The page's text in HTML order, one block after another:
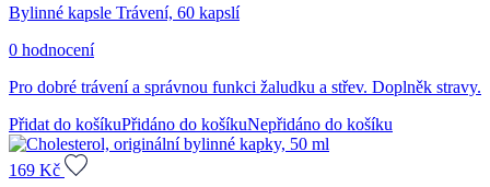
Bylinné kapsle Trávení, 60 kapslí
0 hodnocení
Pro dobré trávení a správnou funkci žaludku a střev. Doplněk stravy.
Přidat do košíkuPřidáno do košíkuNepřidáno do košíku
169 Kč